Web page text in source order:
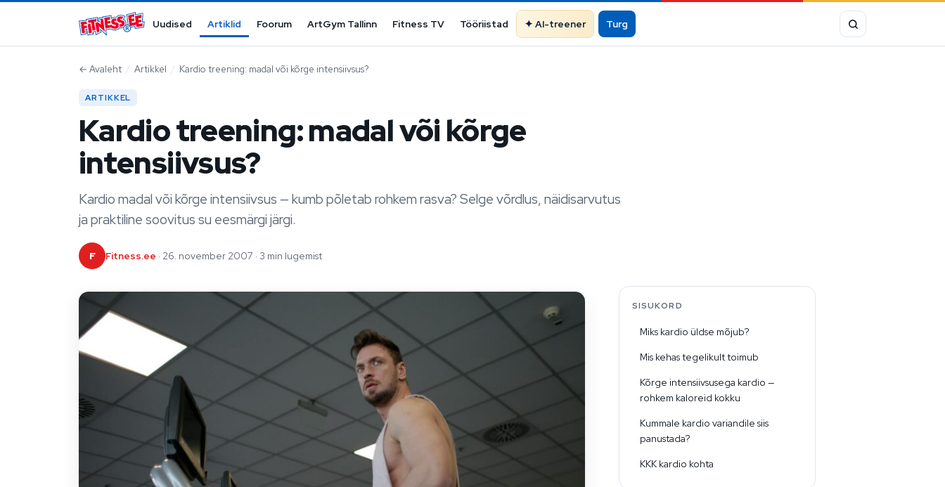
Uudised Artiklid Foorum ArtGym Tallinn Fitness TV Tööriistad AI-treener Turg
← Avaleht / Artikkel / Kardio treening: madal või kõrge intensiivsus?
ARTIKKEL
Kardio treening: madal või kõrge
intensiivsus?
Kardio madal või kõrge intensiivsus — kumb põletab rohkem rasva? Selge võrdlus, näidisarvutus
ja praktiline soovitus su eesmärgi järgi.
F Fitness.ee · 26. november 2007 · 3 min lugemist
SISUKORD
Miks kardio üldse mõjub?
Mis kehas tegelikult toimub
Kõrge intensiivsusega kardio —
rohkem kaloreid kokku
Kummale kardio variandile siis
panustada?
KKK kardio kohta